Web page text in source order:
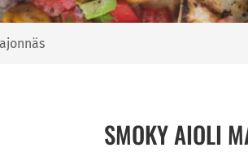
SMOKY AIOLI